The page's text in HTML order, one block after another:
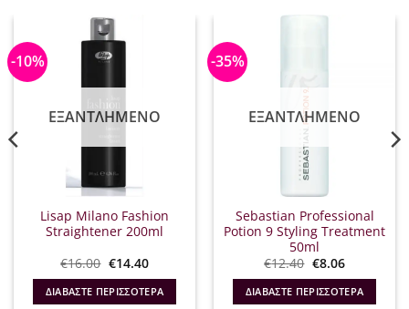
-10%
ΕΞΑΝΤΛΗΜΈΝΟ
Lisap Milano Fashion
Straightener 200ml
€16.00 Original
was:
€16.00.
€14.40Η
τιμή
είναι:
ΔΙΑΒΆΣΤΕ ΠΕΡΙΣΣΌΤΕΡΑ
-35%
ΕΞΑΝΤΛΗΜΈΝΟ
Sebastian Professional
Potion 9 Styling Treatment
50ml
€12.40 Original
was:
€12.40.
€8.06Η
τιμή
είναι:
ΔΙΑΒΆΣΤΕ ΠΕΡΙΣΣΌΤΕΡΑ